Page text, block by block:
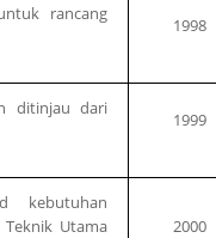
rancang
1998
ditinjau dari
1999
kebutuhan
Utama
2000